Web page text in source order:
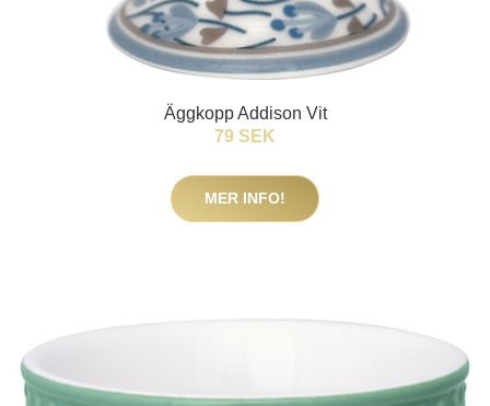
Äggkopp Addison Vit
79 SEK
MER INFO!